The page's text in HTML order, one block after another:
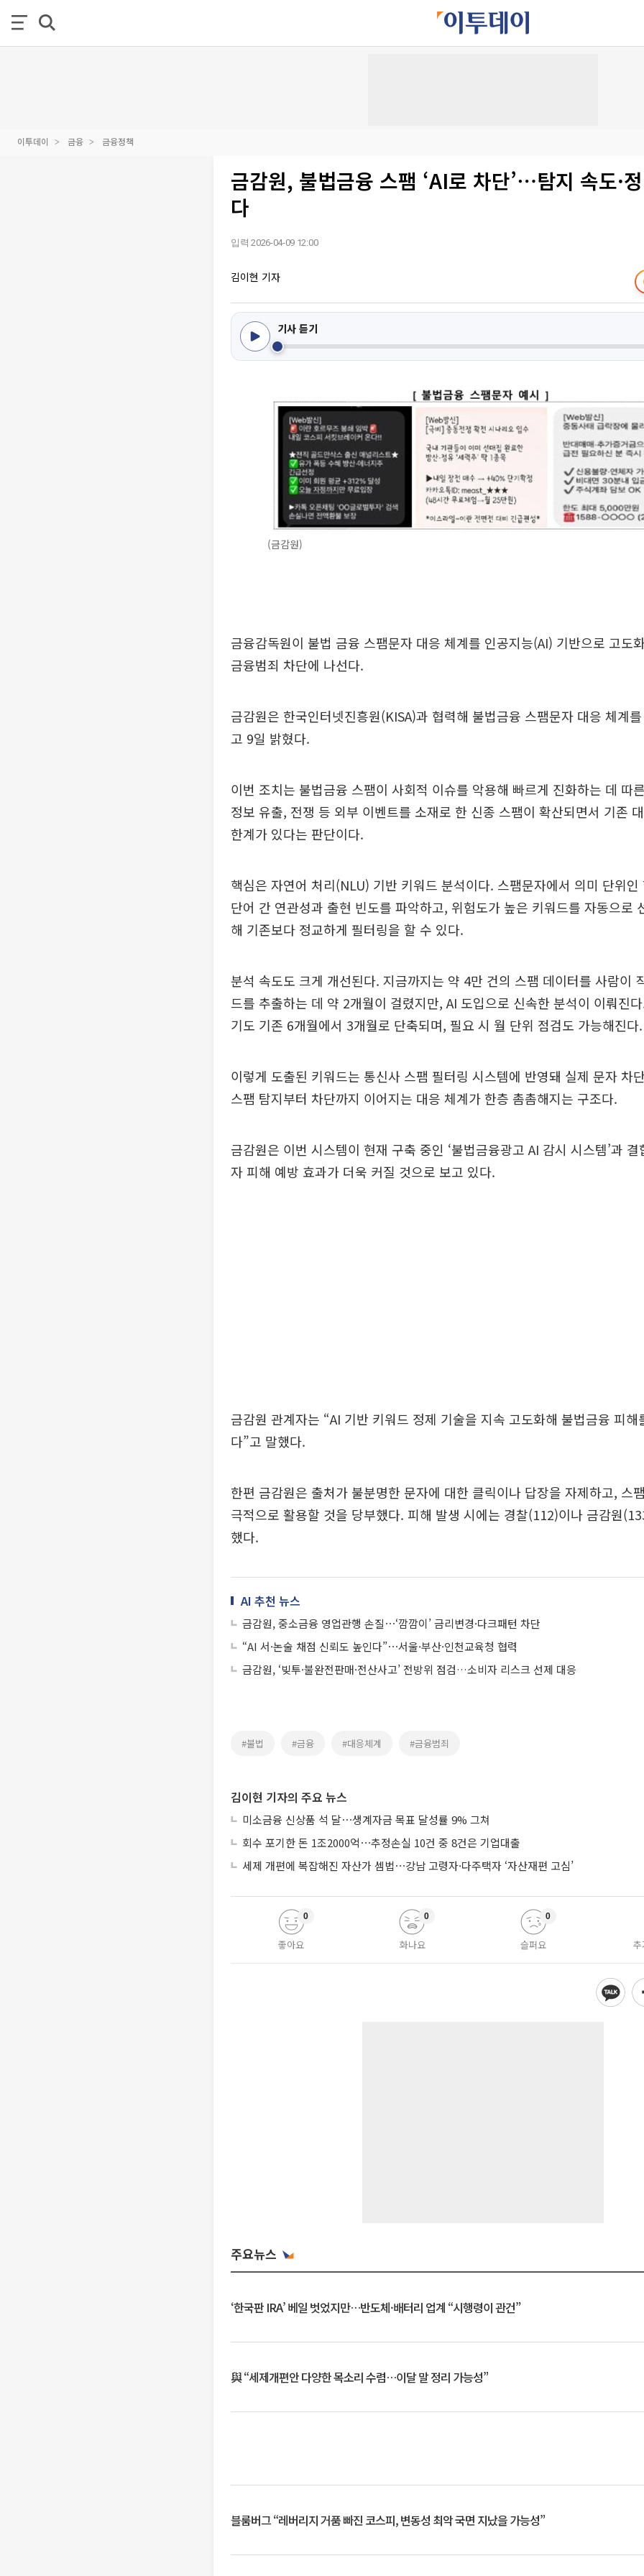
이투데이 금융 금융정책
금감원, 불법금융 스팸 ‘AI로 차단’⋯탐지 속도·
다
입력 2026-04-09 12:00
김이현 기자
기사 듣기
(금감원)
금융감독원이 불법 금융 스팸문자 대응 체계를 인공지능(AI) 기반으로 고도
금융범죄 차단에 나선다.
금감원은 한국인터넷진흥원(KISA)과 협력해 불법금융 스팸문자 대응 체계
고 9일 밝혔다.
이번 조치는 불법금융 스팸이 사회적 이슈를 악용해 빠르게 진화하는 데 따
정보 유출, 전쟁 등 외부 이벤트를 소재로 한 신종 스팸이 확산되면서 기존
한계가 있다는 판단이다.
핵심은 자연어 처리(NLU) 기반 키워드 분석이다. 스팸문자에서 의미 단위
단어 간 연관성과 출현 빈도를 파악하고, 위험도가 높은 키워드를 자동으로
해 기존보다 정교하게 필터링을 할 수 있다.
분석 속도도 크게 개선된다. 지금까지는 약 4만 건의 스팸 데이터를 사람이
드를 추출하는 데 약 2개월이 걸렸지만, AI 도입으로 신속한 분석이 이뤄진
기도 기존 6개월에서 3개월로 단축되며, 필요 시 월 단위 점검도 가능해진다.
이렇게 도출된 키워드는 통신사 스팸 필터링 시스템에 반영돼 실제 문자 차
스팸 탐지부터 차단까지 이어지는 대응 체계가 한층 촘촘해지는 구조다.
금감원은 이번 시스템이 현재 구축 중인 ‘불법금융광고 AI 감시 시스템’과
자 피해 예방 효과가 더욱 커질 것으로 보고 있다.
금감원 관계자는 “AI 기반 키워드 정제 기술을 지속 고도화해 불법금융 피해
다”고 말했다.
한편 금감원은 출처가 불분명한 문자에 대한 클릭이나 답장을 자제하고, 스
극적으로 활용할 것을 당부했다. 피해 발생 시에는 경찰(112)이나 금감원
했다.
AI 추천 뉴스
금감원, 중소금융 영업관행 손질⋯‘깜깜이’ 금리변경·다크패턴 차단
“AI 서·논술 채점 신뢰도 높인다”⋯서울·부산·인천교육청 협력
금감원, ‘빚투·불완전판매·전산사고’ 전방위 점검…소비자 리스크 선제 대응
#불법 #금융 #대응체계 #금융범죄
김이현 기자의 주요 뉴스
미소금융 신상품 석 달⋯생계자금 목표 달성률 9% 그쳐
회수 포기한 돈 1조2000억⋯추정손실 10건 중 8건은 기업대출
세제 개편에 복잡해진 자산가 셈법⋯강남 고령자·다주택자 ‘자산재편 고심’
좋아요
0
화나요
0
슬퍼요
0
주요뉴스
‘한국판 IRA’ 베일 벗었지만…반도체·배터리 업계 “시행령이 관건”
與 “세제개편안 다양한 목소리 수렴…이달 말 정리 가능성”
블룸버그 “레버리지 거품 빠진 코스피, 변동성 최악 국면 지났을 가능성”